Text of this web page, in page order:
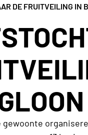
DE FRUITVEILING IN
gewoonte